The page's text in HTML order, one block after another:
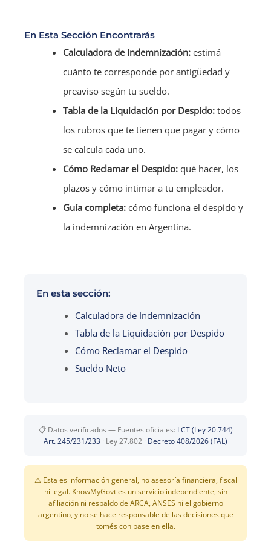
En Esta Sección Encontrarás
Calculadora de Indemnización:estimá
cuánto te corresponde por antigüedad y
preaviso según tu sueldo.
Tabla de la Liquidación por Despido:todos
los rubros que te tienen que pagar y cómo
se calcula cada uno.
Cómo Reclamar el Despido:qué hacer, los
plazos y cómo intimar a tu empleador.
Guía completa:cómo funciona el despido y
la indemnización en Argentina.
En esta sección:
Calculadora de Indemnización
Tabla de la Liquidación por Despido
Cómo Reclamar el Despido
Sueldo Neto
📋 Datos verificados — Fuentes oficiales: LCT (Ley 20.744)
Art. 245/231/233 · Ley 27.802 · Decreto 408/2026 (FAL)
⚠️ Esta es información general, no asesoría financiera, fiscal
ni legal. KnowMyGovt es un servicio independiente, sin
afiliación ni respaldo de ARCA, ANSES ni el gobierno
argentino, y no se hace responsable de las decisiones que
tomés con base en ella.